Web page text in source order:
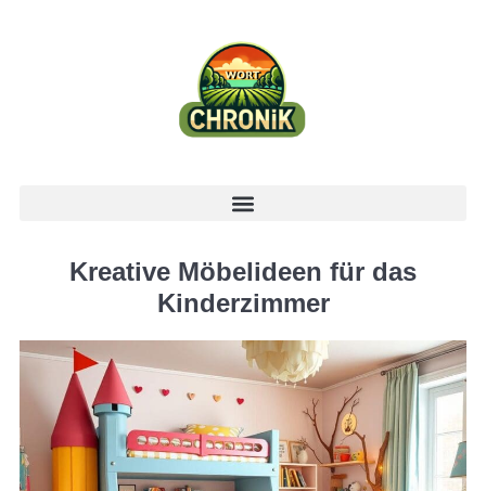
Kreative Möbelideen für das
Kinderzimmer